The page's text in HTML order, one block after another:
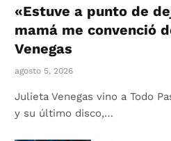
«Estuve a punto de
mamá me convenció
Venegas
agosto 5, 2026
Julieta Venegas vino a Todo
y su último disco,…